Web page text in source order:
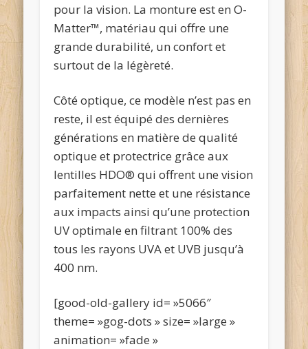
pour la vision. La monture est en O-
Matter™, matériau qui offre une
grande durabilité, un confort et
surtout de la légèreté.
Côté optique, ce modèle n’est pas en
reste, il est équipé des dernières
générations en matière de qualité
optique et protectrice grâce aux
lentilles HDO® qui offrent une vision
parfaitement nette et une résistance
aux impacts ainsi qu’une protection
UV optimale en filtrant 100% des
tous les rayons UVA et UVB jusqu’à
400 nm.
[good-old-gallery id= »5066″
theme= »gog-dots » size= »large »
animation= »fade »